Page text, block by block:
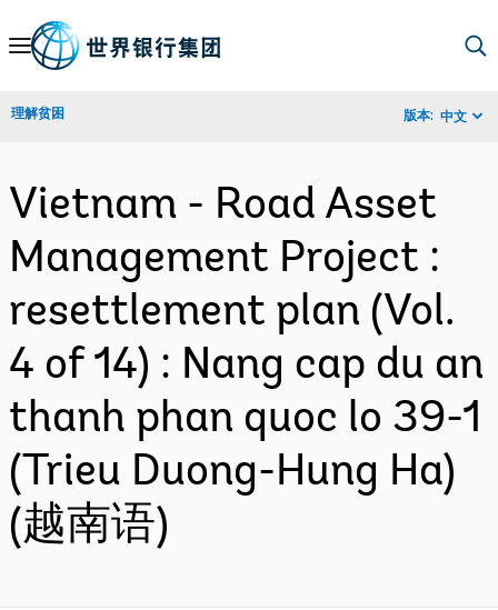
Skip
Navigation
理解贫困 版本: 中文
Vietnam - Road Asset
Management Project :
resettlement plan (Vol.
4 of 14) : Nang cap du an
thanh phan quoc lo 39-1
(Trieu Duong-Hung Ha)
(越南语)